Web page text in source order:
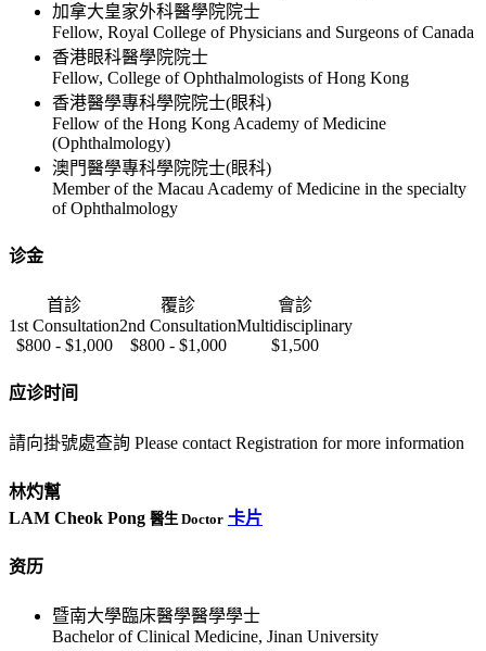
加拿大皇家外科醫學院院士
Fellow, Royal College of Physicians and Surgeons of Canada
香港眼科醫學院院士
Fellow, College of Ophthalmologists of Hong Kong
香港醫學專科學院院士(眼科)
Fellow of the Hong Kong Academy of Medicine
(Ophthalmology)
澳門醫學專科學院院士(眼科)
Member of the Macau Academy of Medicine in the specialty
of Ophthalmology
诊金
首診
1st Consultation
覆診
2nd Consultation
會診
Multidisciplinary
$800 - $1,000
$800 - $1,000 $1,500
应诊时间
請向掛號處查詢 Please contact Registration for more information
林灼幫
LAM Cheok Pong 醫生 Doctor 卡片
资历
暨南大學臨床醫學醫學學士
Bachelor of Clinical Medicine, Jinan University